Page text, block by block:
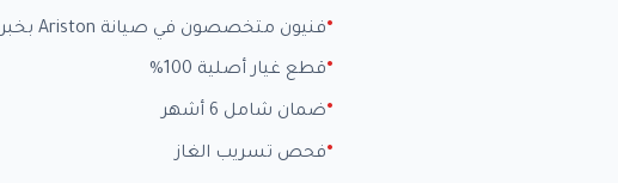
فنيون متخصصون في صيانة Ariston بخبرة +15 عاماً
قطع غيار أصلية 100%
ضمان شامل 6 أشهر
فحص تسريب الغاز